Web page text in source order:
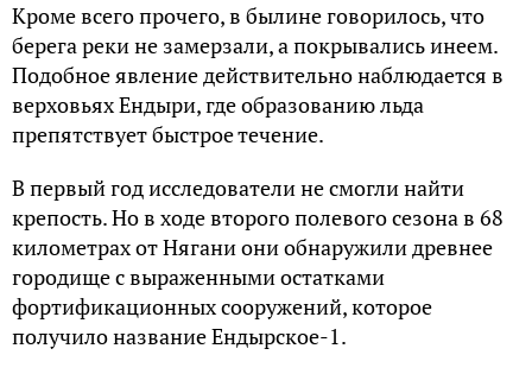
Кроме всего прочего, в былине говорилось, что
берега реки не замерзали, а покрывались инеем.
Подобное явление действительно наблюдается в
верховьях Ендыри, где образованию льда
препятствует быстрое течение.
В первый год исследователи не смогли найти
крепость. Но в ходе второго полевого сезона в 68
километрах от Нягани они обнаружили древнее
городище с выраженными остатками
фортификационных сооружений, которое
получило название Ендырское-1.